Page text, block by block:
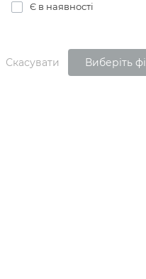
Є в наявності
Скасувати Виберіть